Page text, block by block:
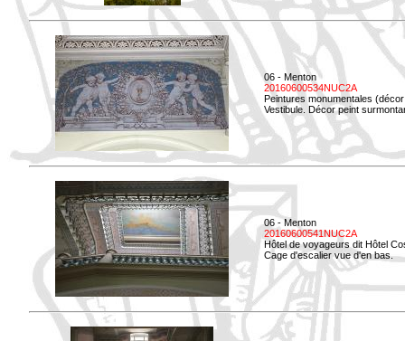
06 - Menton
20160600534NUC2A
Peintures monumentales
Vestibule. Décor peint
06 - Menton
20160600541NUC2A
Hôtel de voyageurs dit Hôtel
Cage d'escalier vue d'en bas.